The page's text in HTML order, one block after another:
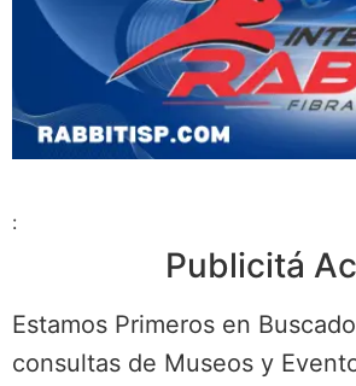
:
Publicitá
Estamos Primeros en
consultas de Museos y